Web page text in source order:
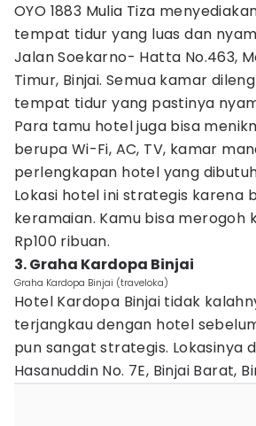
OYO 1883 Mulia Tiza
tempat tidur yang luas dan
Jalan Soekarno- Hatta No.463,
Timur, Binjai. Semua kamar
tempat tidur yang pastinya
Para tamu hotel juga bisa
berupa Wi-Fi, AC, TV, kamar
perlengkapan hotel yang
Lokasi hotel ini strategis karena
keramaian. Kamu bisa merogoh
Rp100 ribuan.
3. Graha Kardopa Binjai
Graha Kardopa Binjai (traveloka)
Hotel Kardopa Binjai tidak
terjangkau dengan hotel
pun sangat strategis. Lokasinya
Hasanuddin No. 7E, Binjai Barat,